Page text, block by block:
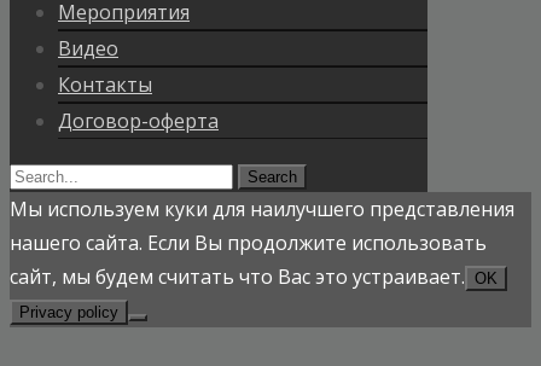
Мероприятия
Видео
Контакты
Договор-оферта
Search
for:
Мы используем куки для наилучшего представления
нашего сайта. Если Вы продолжите использовать
сайт, мы будем считать что Вас это устраивает. OK
Privacy policy